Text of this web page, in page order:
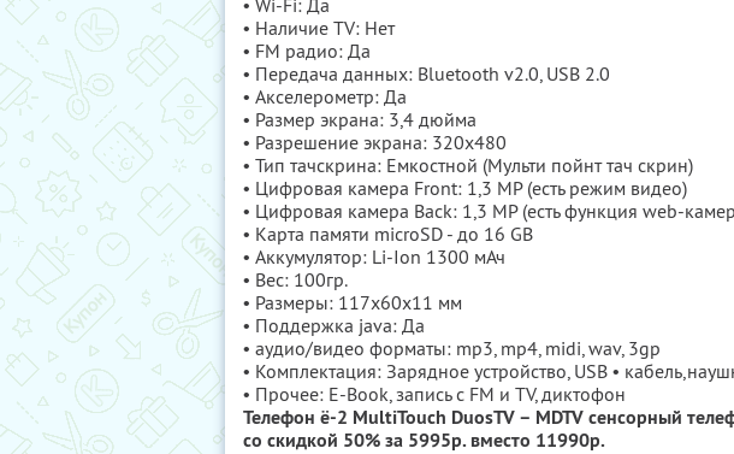
• Wi-Fi: Да
• Наличие TV: Нет
• FM радио: Да
• Передача данных: Bluetooth v2.0, USB 2.0
• Акселерометр: Да
• Размер экрана: 3,4 дюйма
• Разрешение экрана: 320x480
• Тип тачскрина: Емкостной (Мульти пойнт тач скрин)
• Цифровая камера Front: 1,3 MP (есть режим видео)
• Цифровая камера Back: 1,3 MP (есть функция web-
• Карта памяти microSD - до 16 GB
• Аккумулятор: Li-Ion 1300 мАч
• Вес: 100гр.
• Размеры: 117х60х11 мм
• Поддержка java: Да
• аудио/видео форматы: mp3, mp4, midi, wav, 3gp
• Комплектация: Зарядное устройство, USB •
• Прочее: Е-Book, запись с FM и TV, диктофон
Телефон ё-2 MultiTouch DuosTV – MDTV сенсорный
со скидкой 50% за 5995р. вместо 11990р.